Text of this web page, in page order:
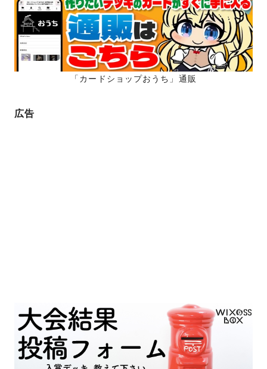
ー
ジ
送
り
ジ
「カードショップおうち」通販
広告